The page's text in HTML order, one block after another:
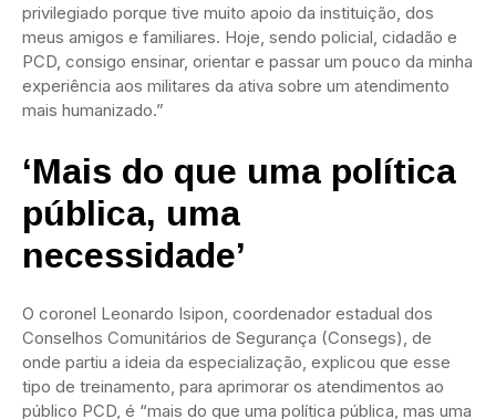
privilegiado porque tive muito apoio da instituição, dos
meus amigos e familiares. Hoje, sendo policial, cidadão e
PCD, consigo ensinar, orientar e passar um pouco da minha
experiência aos militares da ativa sobre um atendimento
mais humanizado.”
‘Mais do que uma política
pública, uma
necessidade’
O coronel Leonardo Isipon, coordenador estadual dos
Conselhos Comunitários de Segurança (Consegs), de
onde partiu a ideia da especialização, explicou que esse
tipo de treinamento, para aprimorar os atendimentos ao
público PCD, é “mais do que uma política pública, mas uma